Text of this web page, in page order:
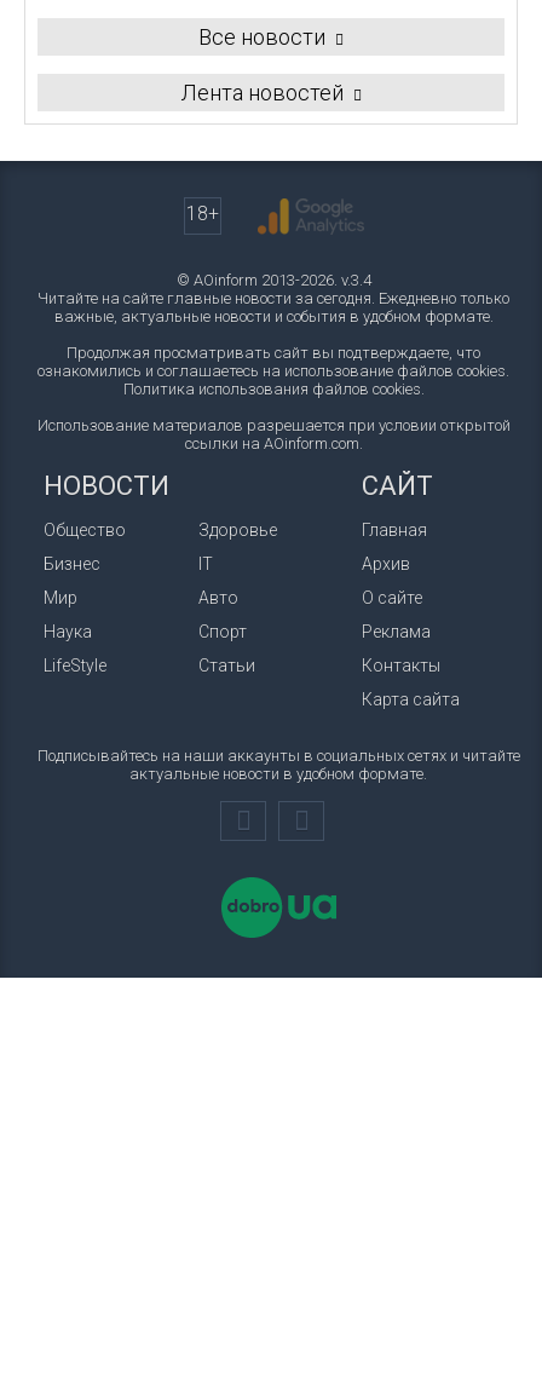
Все новости
Лента новостей
18+
© AOinform 2013-2026. v.3.4
Читайте на сайте главные новости за сегодня. Ежедневно только
важные, актуальные новости и события в удобном формате.
Продолжая просматривать сайт вы подтверждаете, что
ознакомились и соглашаетесь на использование файлов cookies.
Политика использования файлов cookies.
Использование материалов разрешается при условии открытой
ссылки на AOinform.com.
НОВОСТИ
Общество
Бизнес
Мир
Наука
LifeStyle
Здоровье
IT
Авто
Спорт
Статьи
САЙТ
Главная
Архив
О сайте
Реклама
Контакты
Карта сайта
Подписывайтесь на наши аккаунты в социальных сетях и читайте
актуальные новости в удобном формате.